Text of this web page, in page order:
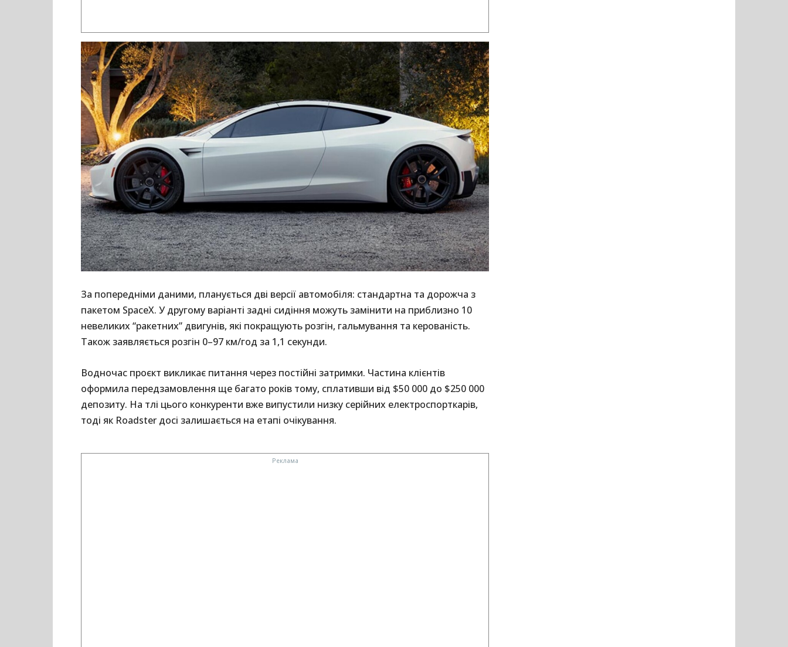
За попередніми даними, планується дві версії автомобіля: стандартна та дорожча з
пакетом SpaceX. У другому варіанті задні сидіння можуть замінити на приблизно 10
невеликих “ракетних” двигунів, які покращують розгін, гальмування та керованість.
Також заявляється розгін 0–97 км/год за 1,1 секунди.
Водночас проєкт викликає питання через постійні затримки. Частина клієнтів
оформила передзамовлення ще багато років тому, сплативши від $50 000 до $250 000
депозиту. На тлі цього конкуренти вже випустили низку серійних електроспорткарів,
тоді як Roadster досі залишається на етапі очікування.